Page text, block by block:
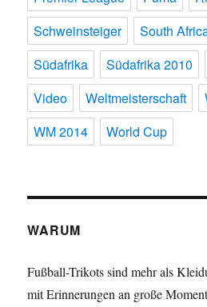
Schweinsteiger
South
Südafrika
Südafrika 2010
Video
Weltmeisterschaft
WM 2014
World Cup
WARUM
Fußball-Trikots sind mehr als
mit Erinnerungen an große